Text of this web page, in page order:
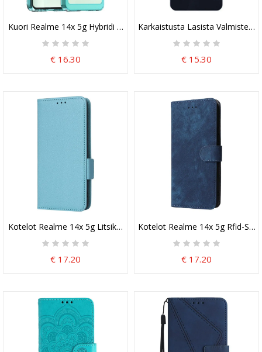
Kuori Realme 14x 5g Hybridi Suojakuori
€ 16.30
Karkaistusta Lasista
€ 15.30
Kotelot Realme 14x 5g Litsikuvioinen Tekonahka Hihnalla
€ 17.20
Kotelot Realme 14x 5g Rfid-
€ 17.20